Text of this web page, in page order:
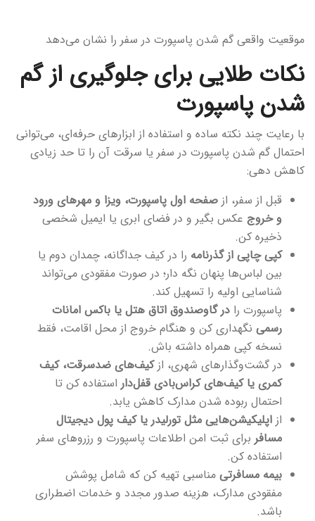
موقعیت واقعی گم شدن پاسپورت در سفر را نشان می‌دهد
نکات طلایی برای جلوگیری از گم
شدن پاسپورت
با رعایت چند نکته ساده و استفاده از ابزارهای حرفه‌ای، می‌توانی
احتمال گم شدن پاسپورت در سفر یا سرقت آن را تا حد زیادی
کاهش دهی:
قبل از سفر، از صفحه اول پاسپورت، ویزا و مهرهای ورود
و خروج عکس بگیر و در فضای ابری یا ایمیل شخصی
ذخیره کن.
کپی چاپی از گذرنامه را در کیف جداگانه، چمدان دوم یا
بین لباس‌ها پنهان نگه دار؛ در صورت مفقودی می‌تواند
شناسایی اولیه را تسهیل کند.
پاسپورت را در گاوصندوق اتاق هتل یا باکس امانات
رسمی نگهداری کن و هنگام خروج از محل اقامت، فقط
نسخه کپی همراه داشته باش.
در گشت‌وگذارهای شهری، ازکیف‌های ضدسرقت، کیف
کمری یا کیف‌های کراس‌بادی قفل‌دار استفاده کن تا
احتمال ربوده شدن مدارک کاهش یابد.
از اپلیکیشن‌هایی مثل تورلیدر یا کیف پول دیجیتال
مسافر برای ثبت امن اطلاعات پاسپورت و رزروهای سفر
استفاده کن.
بیمه مسافرتی مناسبی تهیه کن که شامل پوشش
مفقودی مدارک، هزینه صدور مجدد و خدمات اضطراری
باشد.